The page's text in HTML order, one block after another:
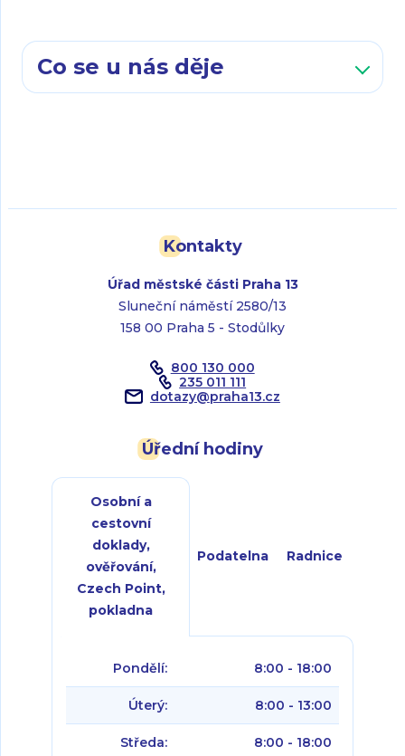
Co se u nás děje
Kontakty
Úřad městské části Praha 13
Sluneční náměstí 2580/13
158 00 Praha 5 - Stodůlky
800 130 000
235 011 111
dotazy@praha13.cz
Úřední hodiny
Osobní a
cestovní
doklady,
ověřování,
Czech Point,
pokladna
Podatelna Radnice
Pondělí: 8:00 - 18:00
Úterý: 8:00 - 13:00
Středa: 8:00 - 18:00